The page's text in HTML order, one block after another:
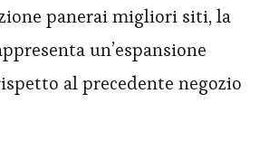
edizione
New
York
panerai migliori siti, la
un’espansione
al precedente negozio